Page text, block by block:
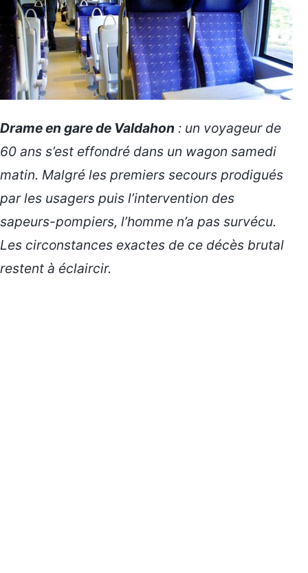
Drame en gare de Valdahon : un voyageur de
60 ans s’est effondré dans un wagon samedi
matin. Malgré les premiers secours prodigués
par les usagers puis l’intervention des
sapeurs-pompiers, l’homme n’a pas survécu.
Les circonstances exactes de ce décès brutal
restent à éclaircir.